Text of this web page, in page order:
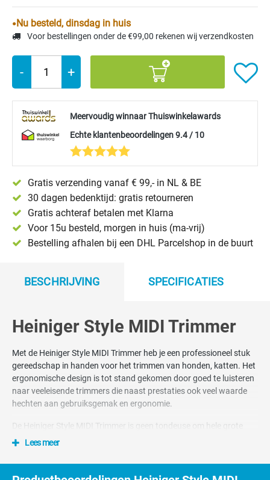
Nu besteld, dinsdag in huis
Voor bestellingen onder de €99,00 rekenen wij verzendkosten
- +
Meervoudig winnaar Thuiswinkelawards
Echte klantenbeoordelingen 9.4 / 10
Gratis verzending vanaf € 99,- in NL & BE
30 dagen bedenktijd: gratis retourneren
Gratis achteraf betalen met Klarna
Voor 15u besteld, morgen in huis (ma-vrij)
Bestelling afhalen bij een DHL Parcelshop in de buurt
BESCHRIJVING SPECIFICATIES
Heiniger Style MIDI Trimmer
Met de Heiniger Style MIDI Trimmer heb je een professioneel stuk
gereedschap in handen voor het trimmen van honden, katten. Het
ergonomische design is tot stand gekomen door goed te luisteren
naar veeleisende trimmers die naast prestaties ook veel waarde
hechten aan gebruiksgemak en ergonomie.
De Heiniger Style MIDI Trimmer is geen tondeuse om hele grote
honden hele moeilijke en zware vachten te scheren. Daarvoor is hij
voor het trimwerk zoals de pootjes, oren, benen etc. Overal waar
een kleinere tondeuse met een smaller mes ideaal is. Maar deze
Lees meer